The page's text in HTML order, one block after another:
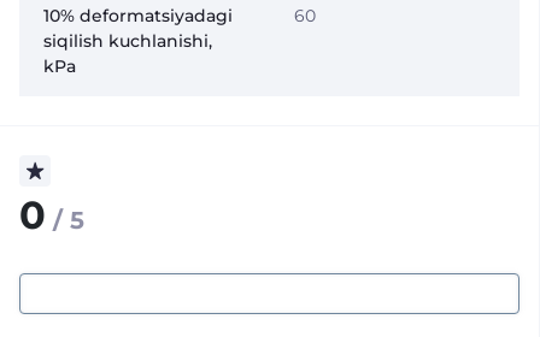
10% deformatsiyadagi
siqilish kuchlanishi,
kPa
60
0 / 5